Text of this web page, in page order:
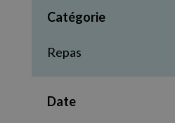
Catégorie
Repas
Date